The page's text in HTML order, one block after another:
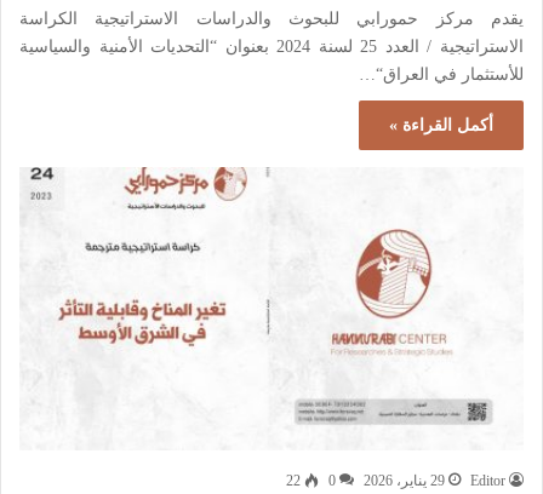
يقدم مركز حمورابي للبحوث والدراسات الاستراتيجية الكراسة
الاستراتيجية / العدد 25 لسنة 2024 بعنوان “التحديات الأمنية والسياسية
للأستثمار في العراق“…
أكمل القراءة »
Editor 29 يناير، 2026 0
22